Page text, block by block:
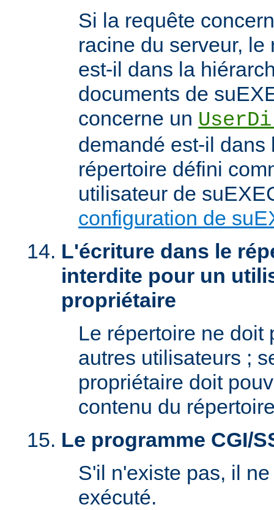
Si la requête
racine du serveur,
est-il dans la
documents de
concerne un
demandé est-il dans
répertoire défini
utilisateur de
configuration de
L'écriture dans le
interdite pour un
propriétaire
Le répertoire ne doit
autres utilisateurs ;
propriétaire doit
contenu du
Le programme CGI/
S'il n'existe pas, il
exécuté.